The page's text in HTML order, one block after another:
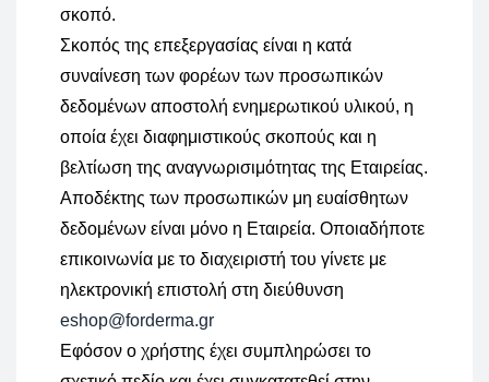
σκοπό.
Σκοπός της επεξεργασίας είναι η κατά
συναίνεση των φορέων των προσωπικών
δεδομένων αποστολή ενημερωτικού υλικού, η
οποία έχει διαφημιστικούς σκοπούς και η
βελτίωση της αναγνωρισιμότητας της Εταιρείας.
Αποδέκτης των προσωπικών μη ευαίσθητων
δεδομένων είναι μόνο η Εταιρεία. Οποιαδήποτε
επικοινωνία με το διαχειριστή του γίνετε με
ηλεκτρονική επιστολή στη διεύθυνση
eshop@forderma.gr
Εφόσον ο χρήστης έχει συμπληρώσει το